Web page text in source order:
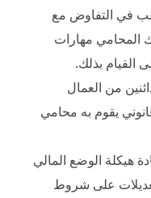
في التفاوض مع
المحامي مهارات
القيام بذلك.
من العمال
يقوم به محامي
هيكلة الوضع المالي
على شروط